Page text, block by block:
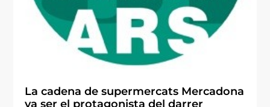
La cadena de supermercats Mercadona
va ser el protagonista del darrer